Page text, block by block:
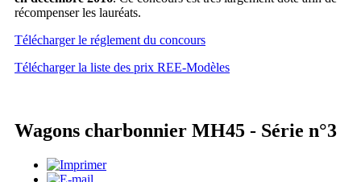
récompenser les lauréats.
Télécharger le réglement du concours
Télécharger la liste des prix REE-Modèles
Wagons charbonnier MH45 - Série n°3